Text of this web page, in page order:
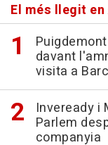
El més llegit
davant
visita a
Inveready i
Parlem
companyia